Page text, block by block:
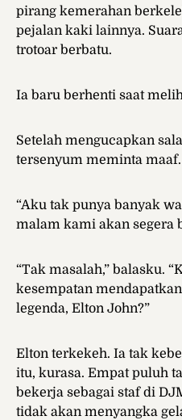
pirang kemerahan
pejalan kaki lainnya.
trotoar berbatu.
Ia baru berhenti saat
Setelah mengucapkan
tersenyum meminta maaf.
“Aku tak punya banyak
malam kami akan segera
“Tak masalah,” balasku.
kesempatan
legenda, Elton John?”
Elton terkekeh. Ia tak
itu, kurasa. Empat puluh
bekerja sebagai staf di
tidak akan menyangka